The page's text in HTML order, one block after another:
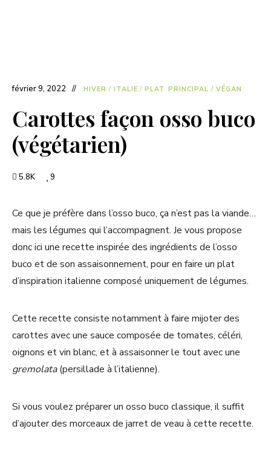
février 9, 2022 HIVER / ITALIE / PLAT PRINCIPAL / VÉGAN
Carottes façon osso buco
(végétarien)
5.8K 9
Ce que je préfère dans l’osso buco, ça n’est pas la viande…
mais les légumes qui l’accompagnent. Je vous propose
donc ici une recette inspirée des ingrédients de l’osso
buco et de son assaisonnement, pour en faire un plat
d’inspiration italienne composé uniquement de légumes.
Cette recette consiste notamment à faire mijoter des
carottes avec une sauce composée de tomates, céléri,
oignons et vin blanc, et à assaisonner le tout avec une
gremolata(persillade à l’italienne).
Si vous voulez préparer un osso buco classique, il suffit
d’ajouter des morceaux de jarret de veau à cette recette.